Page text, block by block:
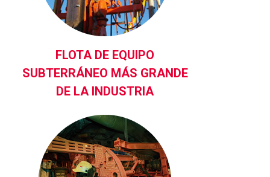
FLOTA DE EQUIPO
SUBTERRÁNEO MÁS GRANDE
DE LA INDUSTRIA